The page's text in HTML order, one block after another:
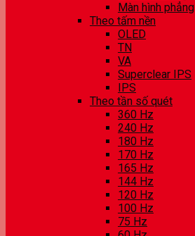
Màn hình phẳng
Theo tấm nền
OLED
TN
VA
Superclear IPS
IPS
Theo tần số quét
360 Hz
240 Hz
180 Hz
170 Hz
165 Hz
144 Hz
120 Hz
100 Hz
75 Hz